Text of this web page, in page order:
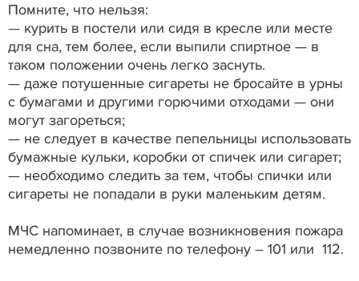
Помните, что нельзя:
— курить в постели или сидя в кресле или месте
для сна, тем более, если выпили спиртное — в
таком положении очень легко заснуть.
— даже потушенные сигареты не бросайте в урны
с бумагами и другими горючими отходами — они
могут загореться;
— не следует в качестве пепельницы использовать
бумажные кульки, коробки от спичек или сигарет;
— необходимо следить за тем, чтобы спички или
сигареты не попадали в руки маленьким детям.
МЧС напоминает, в случае возникновения пожара
немедленно позвоните по телефону – 101 или 112.